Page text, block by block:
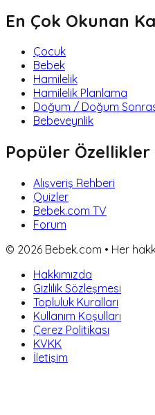
En Çok Okunan
Çocuk
Bebek
Hamilelik
Hamilelik Planlama
Doğum / Doğum
Bebeveynlik
Popüler Özellikler
Alışveriş Rehberi
Quizler
Bebek.com TV
Forum
© 2026 Bebek.com • Her
Hakkımızda
Gizlilik Sözleşmesi
Topluluk Kuralları
Kullanım Koşulları
Çerez Politikası
KVKK
İletişim